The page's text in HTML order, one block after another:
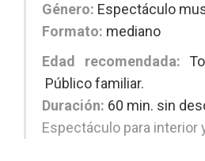
Género: Espectáculo
Formato: mediano
Edad recomendada:
Público familiar.
Duración: 60 min. sin
Espectáculo para interior